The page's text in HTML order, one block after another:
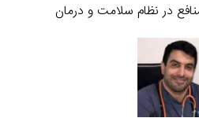
در نظام سلامت و درمان